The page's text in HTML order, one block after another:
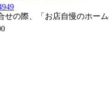
せの際、「お店自慢のホー